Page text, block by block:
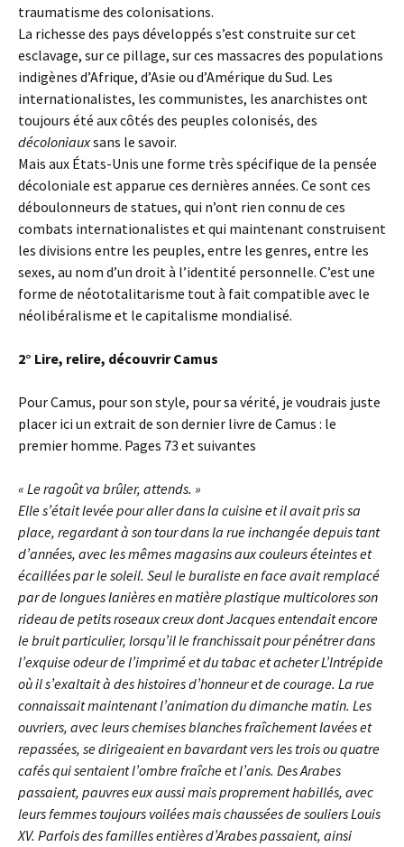
traumatisme des colonisations.
La richesse des pays développés s’est construite sur cet
esclavage, sur ce pillage, sur ces massacres des populations
indigènes d’Afrique, d’Asie ou d’Amérique du Sud. Les
internationalistes, les communistes, les anarchistes ont
toujours été aux côtés des peuples colonisés, des
décoloniauxsans le savoir.
Mais aux États-Unis une forme très spécifique de la pensée
décoloniale est apparue ces dernières années. Ce sont ces
déboulonneurs de statues, qui n’ont rien connu de ces
combats internationalistes et qui maintenant construisent
les divisions entre les peuples, entre les genres, entre les
sexes, au nom d’un droit à l’identité personnelle. C’est une
forme de néototalitarisme tout à fait compatible avec le
néolibéralisme et le capitalisme mondialisé.
2° Lire, relire, découvrir Camus
Pour Camus, pour son style, pour sa vérité, je voudrais juste
placer ici un extrait de son dernier livre de Camus : le
premier homme. Pages 73 et suivantes
« Le ragoût va brûler, attends. »
Elle s’était levée pour aller dans la cuisine et il avait pris sa
place, regardant à son tour dans la rue inchangée depuis tant
d’années, avec les mêmes magasins aux couleurs éteintes et
écaillées par le soleil. Seul le buraliste en face avait remplacé
par de longues lanières en matière plastique multicolores son
rideau de petits roseaux creux dont Jacques entendait encore
le bruit particulier, lorsqu’il le franchissait pour pénétrer dans
l’exquise odeur de l’imprimé et du tabac et acheter L’Intrépide
où il s’exaltait à des histoires d’honneur et de courage. La rue
connaissait maintenant l’animation du dimanche matin. Les
ouvriers, avec leurs chemises blanches fraîchement lavées et
repassées, se dirigeaient en bavardant vers les trois ou quatre
cafés qui sentaient l’ombre fraîche et l’anis. Des Arabes
passaient, pauvres eux aussi mais proprement habillés, avec
leurs femmes toujours voilées mais chaussées de souliers Louis
XV. Parfois des familles entières d’Arabes passaient, ainsi